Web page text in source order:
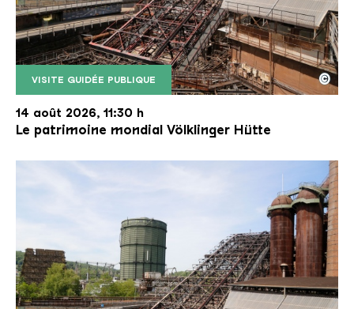
VISITE GUIDÉE PUBLIQUE
Le monte-charge incliné de la Völklinger Hütte
Copyright: Weltkulturerbe Völklinger Hütte | Karl
©
14 août 2026, 11:30 h
Le patrimoine mondial Völklinger Hütte